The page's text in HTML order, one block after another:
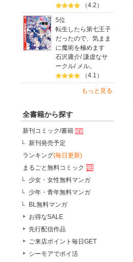
（4.2）
5位
転生したら第七王子
だったので、気まま
に魔術を極めます
石沢庸介/謙虚なサ
ークル/ メル。
（4.1）
もっと見る
全書籍から探す
新刊コミック/書籍
新刊発売予定
ランキング(毎日更新)
まるごと無料コミック
少女・女性無料マンガ
少年・青年無料マンガ
BL無料マンガ
お得なSALE
先行配信作品
ご来店ポイント毎日GET
シーモアでポイ活